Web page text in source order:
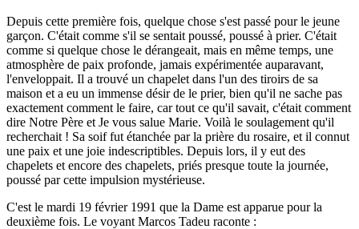
Depuis cette première fois, quelque chose s'est passé pour le jeune
garçon. C'était comme s'il se sentait poussé, poussé à prier. C'était
comme si quelque chose le dérangeait, mais en même temps, une
atmosphère de paix profonde, jamais expérimentée auparavant,
l'enveloppait. Il a trouvé un chapelet dans l'un des tiroirs de sa
maison et a eu un immense désir de le prier, bien qu'il ne sache pas
exactement comment le faire, car tout ce qu'il savait, c'était comment
dire Notre Père et Je vous salue Marie. Voilà le soulagement qu'il
recherchait ! Sa soif fut étanchée par la prière du rosaire, et il connut
une paix et une joie indescriptibles. Depuis lors, il y eut des
chapelets et encore des chapelets, priés presque toute la journée,
poussé par cette impulsion mystérieuse.
C'est le mardi 19 février 1991 que la Dame est apparue pour la
deuxième fois. Le voyant Marcos Tadeu raconte :